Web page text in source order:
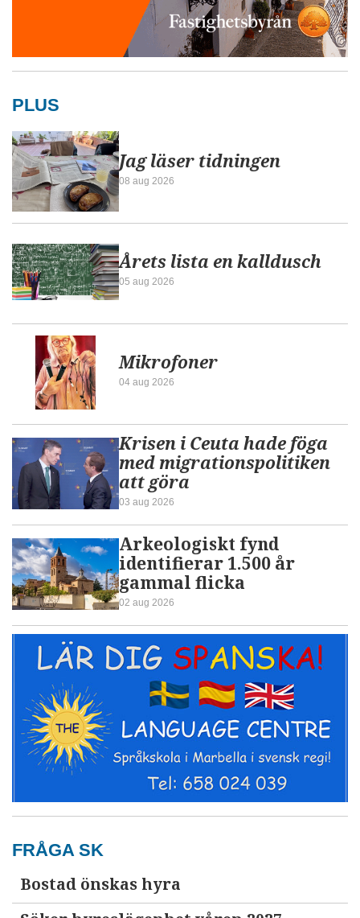
PLUS
Jag läser tidningen
08 aug 2026
Årets lista en kalldusch
05 aug 2026
Mikrofoner
04 aug 2026
Krisen i Ceuta hade föga
med migrationspolitiken
att göra
03 aug 2026
Arkeologiskt fynd
identifierar 1.500 år
gammal flicka
02 aug 2026
FRÅGA SK
Bostad önskas hyra